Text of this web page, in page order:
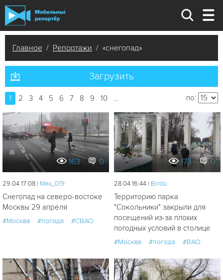
Главное / Репортажи / «снегопад»
Загрузить
по:
1 2 3 4 5 6 7 8 9 10
163 0
29.04 17:08 | Мах_019
Снегопад на северо-востоке
Москвы 29 апреля
#Москва #погода #СВАО
173 0
28.04 16:44 | Bindu
Территорию парка
"Сокольники" закрыли для
посещений из-за плохих
погодных условий в столице
#Москва #погода #ВАО